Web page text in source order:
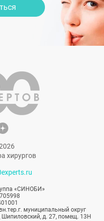
хирургов
«СИНОБИ»
муниципальный округ
Шипиловский, д. 27, помещ. 13Н